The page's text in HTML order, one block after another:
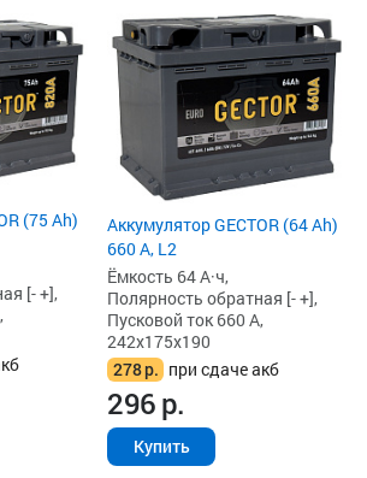
(75 Ah)
[- +],
Аккумулятор GECTOR (64 Ah)
660 А, L2
Ёмкость 64 А·ч,
Полярность обратная [- +],
Пусковой ток 660 А,
242x175x190
278р. при сдаче акб
296р.
Купить